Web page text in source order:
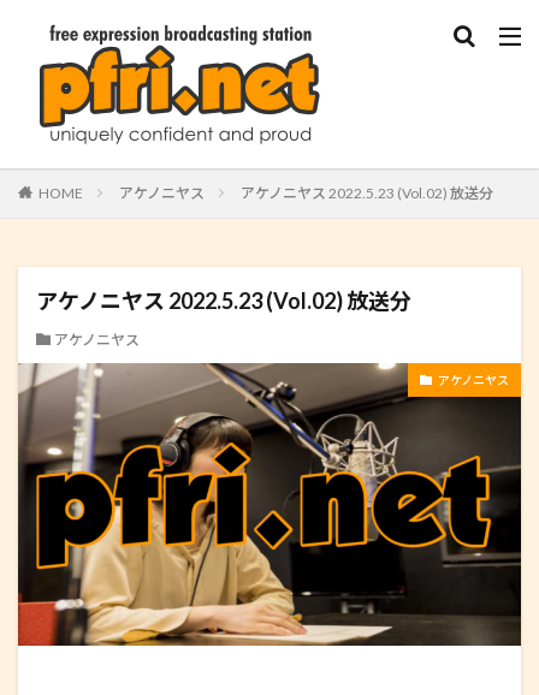
HOME アケノニヤス アケノニヤス 2022.5.23 (Vol.02) 放送分
アケノニヤス 2022.5.23 (Vol.02) 放送分
アケノニヤス
アケノニヤス